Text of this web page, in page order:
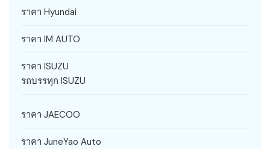
ราคา Hyundai
ราคา IM AUTO
ราคา ISUZU
รถบรรทุก ISUZU
ราคา JAECOO
ราคา JuneYao Auto